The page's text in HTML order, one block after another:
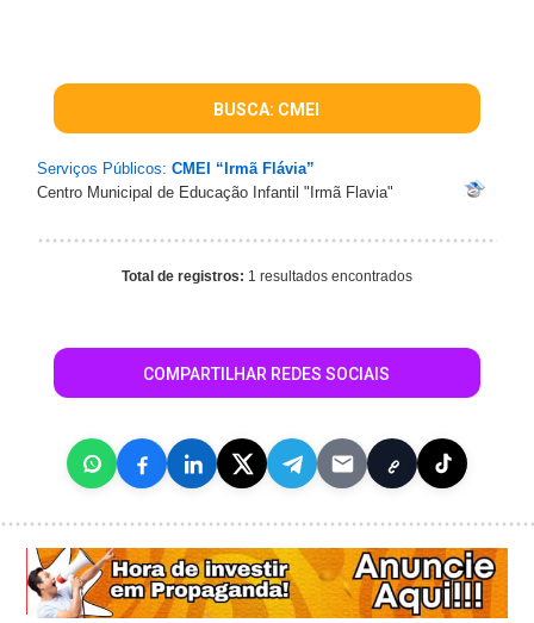
BUSCA: CMEI
Serviços Públicos: CMEI “Irmã Flávia”
Centro Municipal de Educação Infantil "Irmã Flavia"
Total de registros: 1 resultados encontrados
COMPARTILHAR REDES SOCIAIS